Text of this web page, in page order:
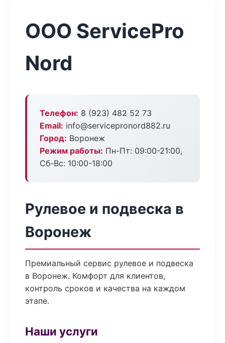
ООО ServicePro
Nord
Телефон: 8 (923) 482 52 73
Email: info@servicepronord882.ru
Город: Воронеж
Режим работы: Пн-Пт: 09:00-21:00,
Сб-Вс: 10:00-18:00
Рулевое и подвеска в
Воронеж
Премиальный сервис рулевое и подвеска
в Воронеж. Комфорт для клиентов,
контроль сроков и качества на каждом
этапе.
Наши услуги